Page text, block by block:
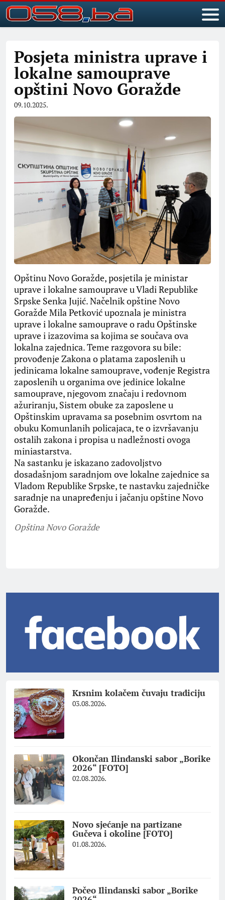
Posjeta ministra uprave i
lokalne samouprave
opštini Novo Goražde
09.10.2025.
Opštinu Novo Goražde, posjetila je ministar
uprave i lokalne samouprave u Vladi Republike
Srpske Senka Jujić. Načelnik opštine Novo
Goražde Mila Petković upoznala je ministra
uprave i lokalne samouprave o radu Opštinske
uprave i izazovima sa kojima se součava ova
lokalna zajednica. Teme razgovora su bile:
provođenje Zakona o platama zaposlenih u
jedinicama lokalne samouprave, vođenje Registra
zaposlenih u organima ove jedinice lokalne
samouprave, njegovom značaju i redovnom
ažuriranju, Sistem obuke za zaposlene u
Opštinskim upravama sa posebnim osvrtom na
obuku Komunlanih policajaca, te o izvršavanju
ostalih zakona i propisa u nadležnosti ovoga
miniastarstva.
Na sastanku je iskazano zadovoljstvo
dosadašnjom saradnjom ove lokalne zajednice sa
Vladom Republike Srpske, te nastavku zajedničke
saradnje na unapređenju i jačanju opštine Novo
Goražde.
Opština Novo Goražde
Krsnim kolačem čuvaju tradiciju
03.08.2026.
Okončan Ilindanski sabor „Borike
2026“ [FOTO]
02.08.2026.
Novo sjećanje na partizane
Gučeva i okoline [FOTO]
01.08.2026.
Počeo Ilindanski sabor „Borike